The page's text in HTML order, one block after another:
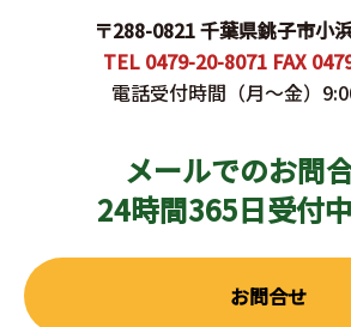
〒288-0821 千葉県銚子市小
TEL 0479-20-8071 FAX
電話受付時間（月〜金）
メールでのお問
24時間365日受付
お問合せ